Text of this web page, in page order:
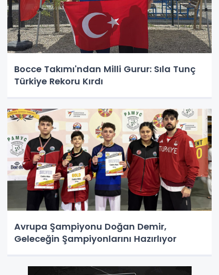
Bocce Takımı'ndan Milli Gurur: Sıla Tunç
Türkiye Rekoru Kırdı
Avrupa Şampiyonu Doğan Demir,
Geleceğin Şampiyonlarını Hazırlıyor